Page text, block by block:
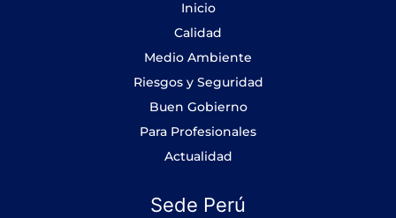
a
m
Inicio
Calidad
Medio Ambiente
Riesgos y Seguridad
Buen Gobierno
Para Profesionales
Actualidad
Sede Perú